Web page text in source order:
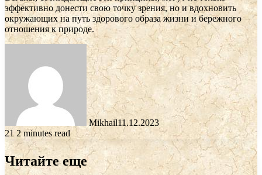
эффективно донести свою точку зрения, но и вдохновить
окружающих на путь здорового образа жизни и бережного
отношения к природе.
Mikhail11.12.2023
21 2 minutes read
Читайте еще